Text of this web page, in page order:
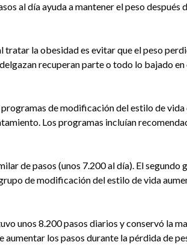
al día ayuda a mantener el peso después
la obesidad es evitar que el peso
recuperan parte o todo lo bajado
de modificación del estilo de vida
Los programas incluían
de pasos (unos 7.200 al día). El segundo
de modificación del estilo de vida
unos 8.200 pasos diarios y conservó la
los pasos durante la pérdida de